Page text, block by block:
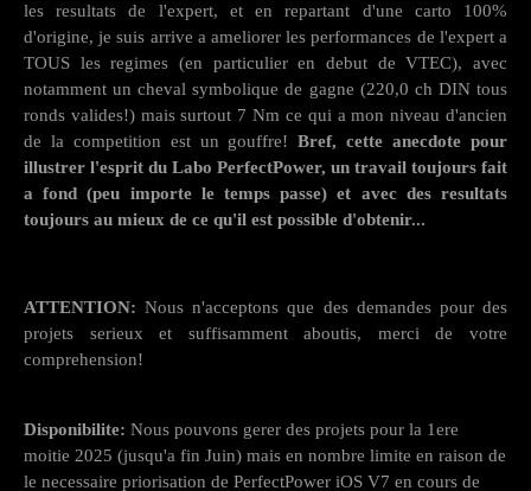
les resultats de l'expert, et en repartant d'une carto 100%
d'origine, je suis arrive a ameliorer les performances de l'expert a
TOUS les regimes (en particulier en debut de VTEC), avec
notamment un cheval symbolique de gagne (220,0 ch DIN tous
ronds valides!) mais surtout 7 Nm ce qui a mon niveau d'ancien
de la competition est un gouffre!Bref, cette anecdote pour
illustrer l'esprit du Labo PerfectPower, un travail toujours fait
a fond (peu importe le temps passe) et avec des resultats
toujours au mieux de ce qu'il est possible d'obtenir...
ATTENTION: Nous n'acceptons que des demandes pour des
projets serieux et suffisamment aboutis, merci de votre
comprehension!
Disponibilite: Nous pouvons gerer des projets pour la 1ere
moitie 2025 (jusqu'a fin Juin) mais en nombre limite en raison de
le necessaire priorisation de PerfectPower iOS V7 en cours de